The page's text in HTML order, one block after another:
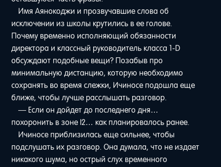
Имя Аянокоджи и прозвучавшие слова об
исключении из школы крутились в ее голове.
Почему временно исполняющий обязанности
директора и классный руководитель класса 1-D
обсуждают подобные вещи? Позабыв про
минимальную дистанцию, которую необходимо
сохранять во время слежки, Ичиносе подошла еще
ближе, чтобы лучше расслышать разговор.
— Если он дойдет до последнего дня…
похоронить в зоне I2… как планировалось ранее.
Ичиносе приблизилась еще сильнее, чтобы
подслушать их разговор. Она думала, что не издает
никакого шума, но острый слух временного